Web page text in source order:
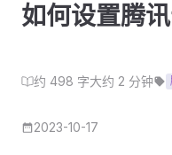
如何设置腾
约 498 字大约 2 分钟
2023-10-17